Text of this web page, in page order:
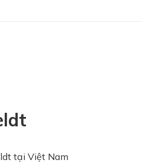
tại Việt Nam